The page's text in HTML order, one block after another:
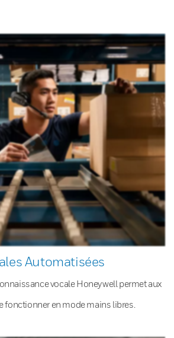
Automatisées
vocale Honeywell permet aux
fonctionner en mode mains libres.